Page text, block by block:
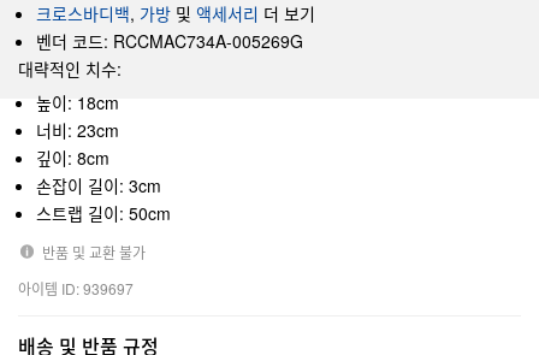
크로스바디백, 가방 및 액세서리 더 보기
벤더 코드: RCCMAC734A-005269G
대략적인 치수:
높이: 18cm
너비: 23cm
깊이: 8cm
손잡이 길이: 3cm
스트랩 길이: 50cm
반품 및 교환 불가
아이템 ID: 939697
배송 및 반품 규정